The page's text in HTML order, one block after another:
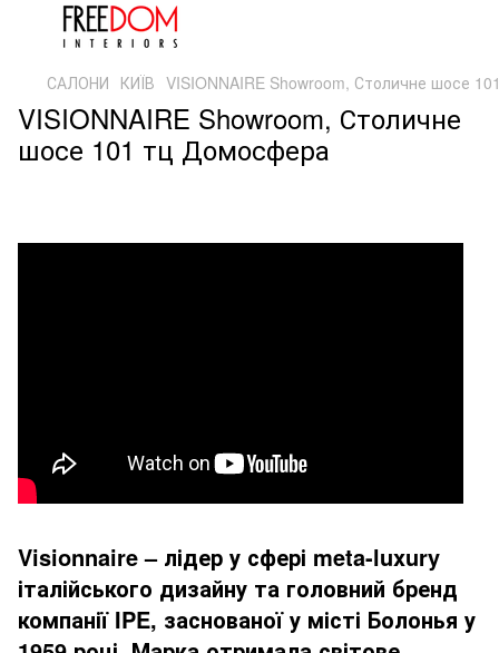
САЛОНИ КИЇВ VISIONNAIRE Showroom, Столичне шосе
VISIONNAIRE Showroom, Столичне
шосе 101 тц Домосфера
Visionnaire – лідер у сфері meta-luxury
італійського дизайну та головний бренд
компанії IPE, заснованої у місті Болонья у